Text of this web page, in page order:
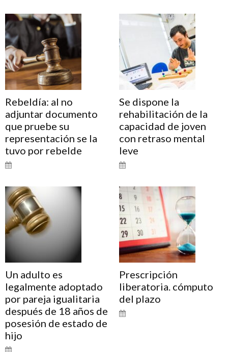
Rebeldía: al no
adjuntar documento
que pruebe su
representación se la
tuvo por rebelde
Se dispone la
rehabilitación de la
capacidad de joven
con retraso mental
leve
Un adulto es
legalmente adoptado
por pareja igualitaria
después de 18 años de
posesión de estado de
hijo
Prescripción
liberatoria. cómputo
del plazo